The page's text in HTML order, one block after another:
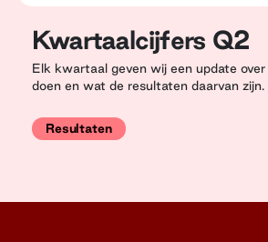
Kwartaalcijfers Q2
Elk kwartaal geven wij een update
doen en wat de resultaten daarvan zijn.
Resultaten